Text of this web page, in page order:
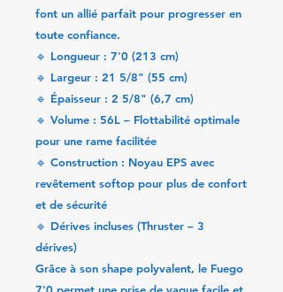
font un allié parfait pour progresser en
toute confiance.
🔹 Longueur : 7'0 (213 cm)
🔹 Largeur : 21 5/8" (55 cm)
🔹 Épaisseur : 2 5/8" (6,7 cm)
🔹 Volume : 56L – Flottabilité optimale
pour une rame facilitée
🔹 Construction : Noyau EPS avec
revêtement softop pour plus de confort
et de sécurité
🔹 Dérives incluses (Thruster – 3
dérives)
Grâce à son shape polyvalent, le Fuego